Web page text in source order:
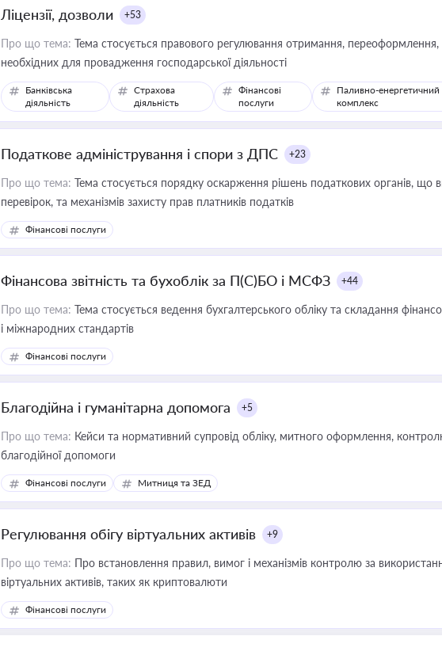
Ліцензії, дозволи +53
Про що тема: Тема стосується правового регулювання отримання, переоформлення,
необхідних для провадження господарської діяльності
Банківська
діяльність
Страхова
діяльність
Фінансові
послуги
Паливно-енергетичний
комплекс
Податкове адміністрування і спори з ДПС +23
Про що тема: Тема стосується порядку оскарження рішень податкових органів, що
перевірок, та механізмів захисту прав платників податків
Фінансові послуги
Фінансова звітність та бухоблік за П(С)БО і МСФЗ +44
Про що тема: Тема стосується ведення бухгалтерського обліку та складання
і міжнародних стандартів
Фінансові послуги
Благодійна і гуманітарна допомога +5
Про що тема: Кейси та нормативний супровід обліку, митного оформлення, контролю
благодійної допомоги
Фінансові послуги Митниця та ЗЕД
Регулювання обігу віртуальних активів +9
Про що тема: Про встановлення правил, вимог і механізмів контролю за
віртуальних активів, таких як криптовалюти
Фінансові послуги